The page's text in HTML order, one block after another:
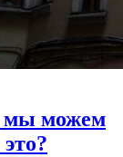
мы можем